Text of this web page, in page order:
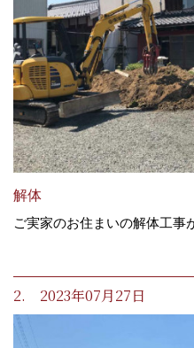
解体
ご実家のお住まいの解体工事
2. 2023年07月27日